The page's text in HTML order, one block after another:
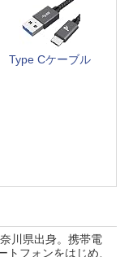
Type Cケーブル
川県出身。携帯電
トフォンをはじめ、